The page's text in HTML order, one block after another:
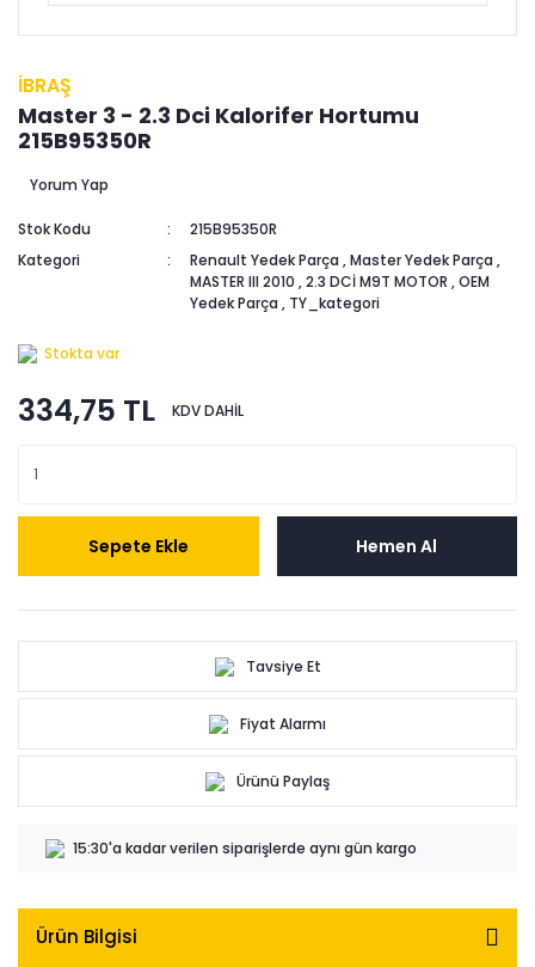
İBRAŞ
Master 3 - 2.3 Dci Kalorifer Hortumu
215B95350R
Yorum Yap
Stok Kodu
215B95350R
Kategori
Renault Yedek Parça ,Master Yedek Parça ,
MASTER III 2010 ,2.3 DCİ M9T MOTOR ,OEM
Yedek Parça , TY_kategori
Stokta var
334,75 TL KDV DAHİL
Sepete Ekle Hemen Al
Tavsiye Et
Fiyat Alarmı
Ürünü Paylaş
15:30'a kadar verilen siparişlerde aynı gün kargo
Ürün Bilgisi